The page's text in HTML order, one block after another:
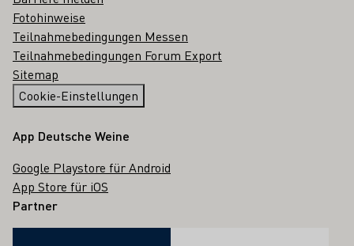
Fotohinweise
Teilnahmebedingungen Messen
Teilnahmebedingungen Forum Export
Sitemap
Cookie-Einstellungen
App Deutsche Weine
Google Playstore für Android
App Store für iOS
Partner